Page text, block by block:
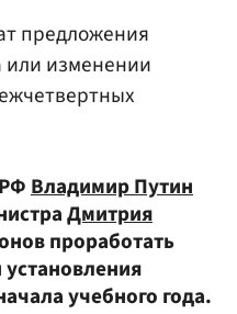
предложения
или изменении
Владимир Путин
Дмитрия
проработать
учебного года.